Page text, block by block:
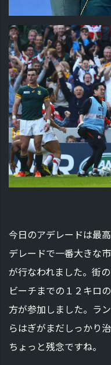
今日のアデレードは最
デレードで一番大きな
が行なわれました。街
ビーチまでの１２キロ
方が参加しました。ラ
らはぎがまだしっかり
ちょっと残念ですね。